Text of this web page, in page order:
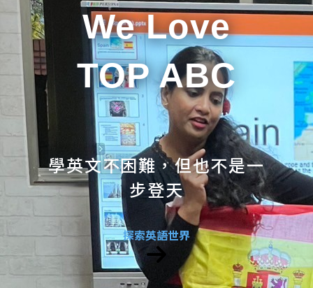
We Love
TOP ABC
學英文不困難，但也不是一
步登天
探索英語世界